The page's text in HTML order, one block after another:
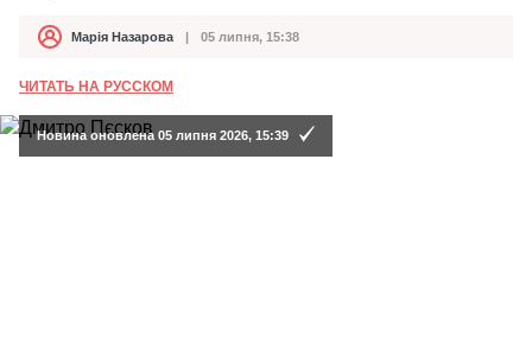
АвторМарія Назарова
Дата публікації 05 липня, 15:38
ЧИТАТЬ НА РУССКОМ
Новина оновлена 05 липня 2026, 15:39